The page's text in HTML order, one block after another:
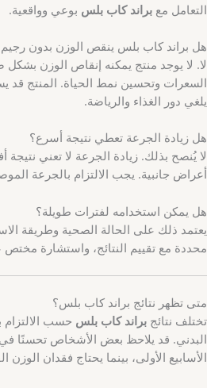
التعامل مع براند كاب بلس بوعي وواقعية.
هل براند كاب بلس ينقص الوزن بدون
لا. لا يوجد منتج يمكنه إنقاص الوزن
السعرات وتحسين نمط الحياة. المنتج قد
يلغي دور الغذاء والرياضة.
هل زيادة الجرعة تعطي نتيجة أسرع؟
لا يُنصح بذلك. زيادة الجرعة لا تعني
أعراض جانبية. يجب الالتزام بالجرعة
هل يمكن استخدامه لفترات طويلة؟
يعتمد ذلك على الحالة الصحية وطريقة
محددة مع تقييم النتائج، واستشارة مختص
متى تظهر نتائج براند كاب بلس؟
تختلف نتائج براند كاب بلس حسب الالتزام
البدني. قد يلاحظ بعض الأشخاص تحسنًا في
الأسابيع الأولى، بينما يحتاج فقدان